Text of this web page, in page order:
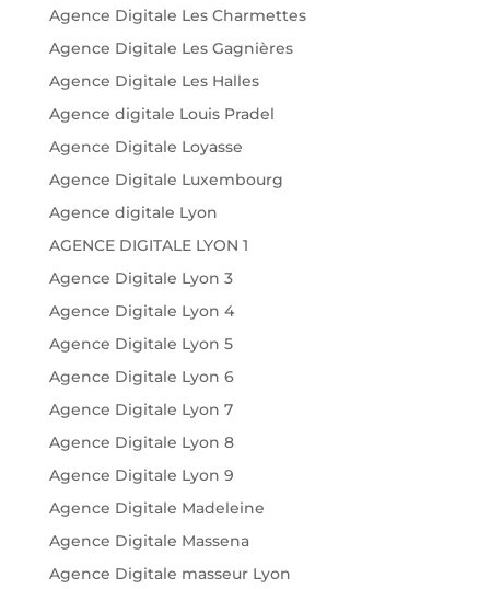
Agence Digitale Les Charmettes
Agence Digitale Les Gagnières
Agence Digitale Les Halles
Agence digitale Louis Pradel
Agence Digitale Loyasse
Agence Digitale Luxembourg
Agence digitale Lyon
AGENCE DIGITALE LYON 1
Agence Digitale Lyon 3
Agence Digitale Lyon 4
Agence Digitale Lyon 5
Agence Digitale Lyon 6
Agence Digitale Lyon 7
Agence Digitale Lyon 8
Agence Digitale Lyon 9
Agence Digitale Madeleine
Agence Digitale Massena
Agence Digitale masseur Lyon